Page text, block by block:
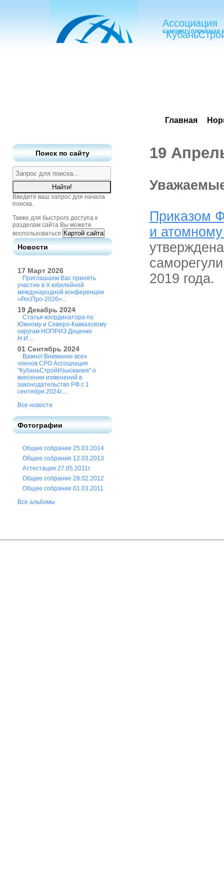
Ассоциация
саморегулируемая
Главная
Поиск по сайту
Введите ваш запрос для начала
поиска.
Также для быстрого доступа к
разделам сайта Вы можете
воспользоваться Картой сайта
Новости
17 Март 2026
Приглашаем Вас принять
участие в X юбилейной
международной конференции
«РосПро-2026»...
19 Декабрь 2024
Статья координатора по
Южному и Северо-Кавказскому
округам НОПРИЗ Доценко
Н.И....
01 Сентябрь 2024
Важно! Внимание всех
членов СРО Ассоциация
"КубаньСтройИзыскания" о
внесении изменений в
законодательство РФ с 1
сентября 2024г....
Все новости
Фотографии
Общее собрание 25.03.2014
Общее собрание 12.03.2013
Аттестация 27.05.2011г.
Общее собрание 28.02.2012
Общее собрание 01.03.2011
Все альбомы
19
Приказом
и
2019 года.